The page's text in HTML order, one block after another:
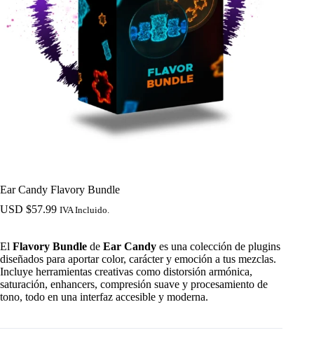
Ear Candy Flavory Bundle
USD $57.99 IVA Incluido.
El Flavory Bundle de Ear Candy es una colección de plugins
diseñados para aportar color, carácter y emoción a tus mezclas.
Incluye herramientas creativas como distorsión armónica,
saturación, enhancers, compresión suave y procesamiento de
tono, todo en una interfaz accesible y moderna.